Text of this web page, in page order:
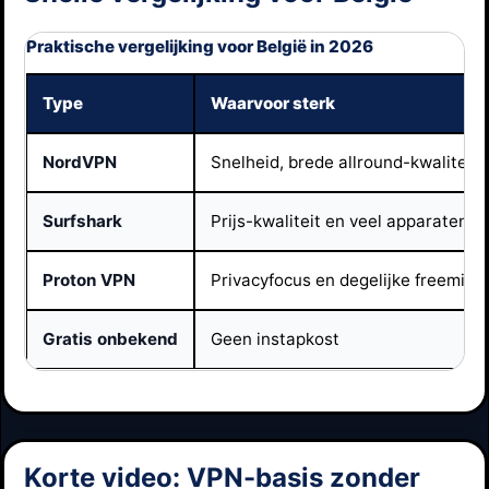
Praktische vergelijking voor België in 2026
Type Waarvoor sterk
NordVPN Snelheid, brede allround-kwaliteit,
Surfshark Prijs-kwaliteit en veel apparaten
Proton VPN Privacyfocus en degelijke
Gratis onbekend Geen instapkost
Korte video: VPN-basis zonder